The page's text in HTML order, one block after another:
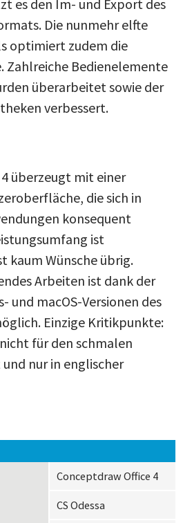
es den Im- und Export des
Die nunmehr elfte
optimiert zudem die
Zahlreiche Bedienelemente
überarbeitet sowie der
verbessert.
überzeugt mit einer
die sich in
konsequent
ist
kaum Wünsche übrig.
Arbeiten ist dank der
und macOS-Versionen des
Einzige Kritikpunkte:
für den schmalen
nur in englischer
Conceptdraw Office 4
CS Odessa